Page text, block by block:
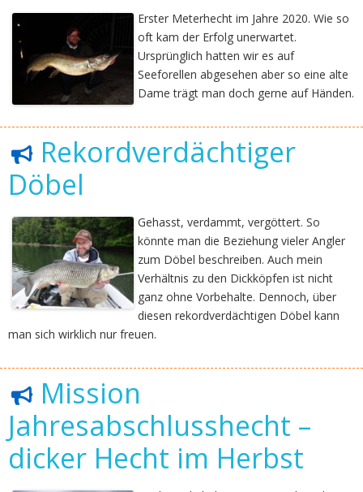
Erster Meterhecht im Jahre 2020. Wie so
oft kam der Erfolg unerwartet.
Ursprünglich hatten wir es auf
Seeforellen abgesehen aber so eine alte
Dame trägt man doch gerne auf Händen.
Rekordverdächtiger
Döbel
Gehasst, verdammt, vergöttert. So
könnte man die Beziehung vieler Angler
zum Döbel beschreiben. Auch mein
Verhältnis zu den Dickköpfen ist nicht
ganz ohne Vorbehalte. Dennoch, über
diesen rekordverdächtigen Döbel kann
man sich wirklich nur freuen.
Mission
Jahresabschlusshecht –
dicker Hecht im Herbst